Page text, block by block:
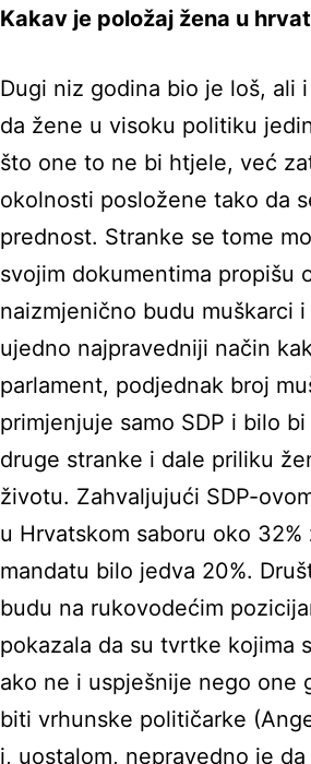
Kakav je položaj žena u
Dugi niz godina bio je loš, ali
da žene u visoku politiku
što one to ne bi htjele, već
okolnosti posložene tako da
prednost. Stranke se tome
svojim dokumentima propišu
naizmjenično budu muškarci
ujedno najpravedniji način
parlament, podjednak broj
primjenjuje samo SDP i bilo
druge stranke i dale priliku
životu. Zahvaljujući SDP-
u Hrvatskom saboru oko
mandatu bilo jedva 20%.
budu na rukovodećim
pokazala da su tvrtke kojima
ako ne i uspješnije nego one
biti vrhunske političarke
i, uostalom, nepravedno je